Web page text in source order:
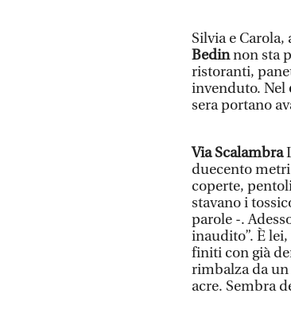
Silvia e Carola,
Bedinnon sta
ristoranti,
invenduto. Nel
sera portano
Via Scalambra
duecento
coperte,
stavano i
parole -.
inaudito”. È
finiti con già
rimbalza da un
acre. Sembra